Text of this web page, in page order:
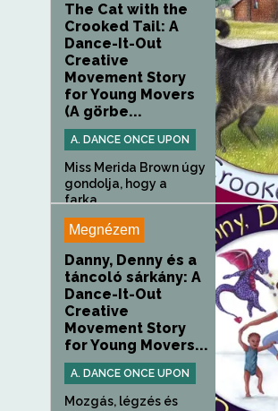
The Cat with the
Crooked Tail: A
Dance-It-Out
Creative
Movement Story
for Young Movers
(A görbe...
A. DANCE ONCE UPON
Miss Merida Brown úgy
gondolja, hogy a
farka...
Megnézem
Danny, Denny és a
táncoló sárkány: A
Dance-It-Out
Creative
Movement Story
for Young Movers...
A. DANCE ONCE UPON
Mozgás, légzés és